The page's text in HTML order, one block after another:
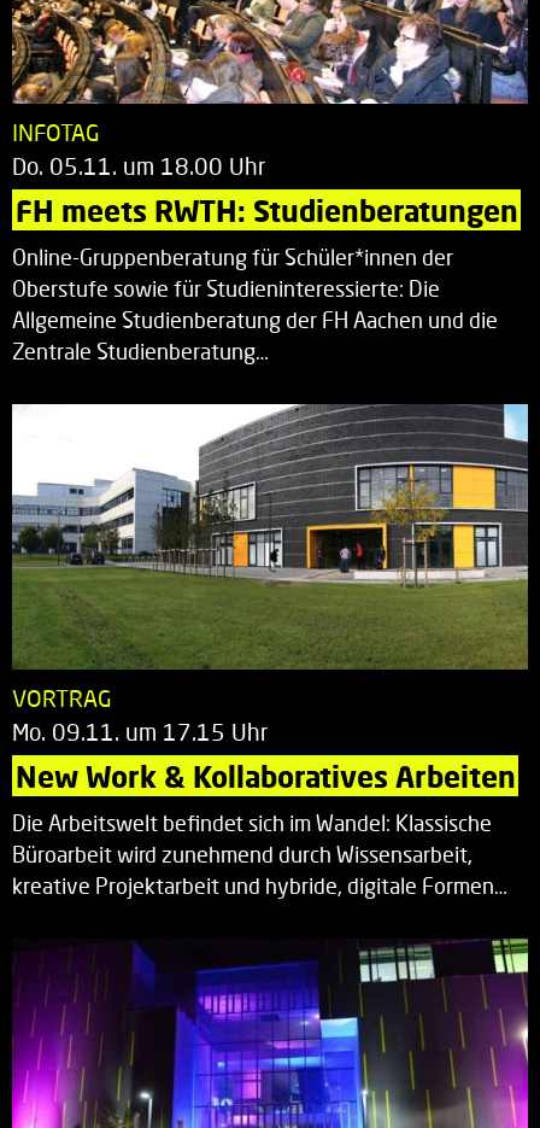
INFOTAG
Do. 05.11. um 18.00 Uhr
FH meets RWTH: Studienberatungen
Online-Gruppenberatung für Schüler*innen der
Oberstufe sowie für Studieninteressierte: Die
Allgemeine Studienberatung der FH Aachen und die
Zentrale Studienberatung…
VORTRAG
Mo. 09.11. um 17.15 Uhr
New Work & Kollaboratives Arbeiten
Die Arbeitswelt befindet sich im Wandel: Klassische
Büroarbeit wird zunehmend durch Wissensarbeit,
kreative Projektarbeit und hybride, digitale Formen…